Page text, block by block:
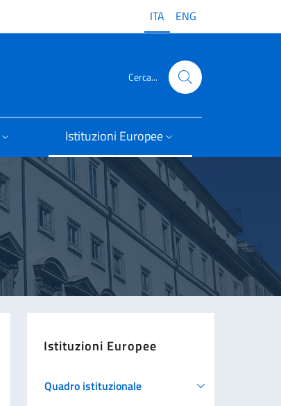
ITA ENG
Cerca...
Istituzioni Europee
Istituzioni Europee
Quadro istituzionale